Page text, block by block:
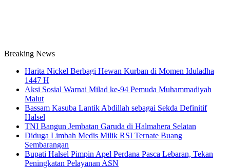
Breaking News
Harita Nickel Berbagi Hewan Kurban di Momen Iduladha
1447 H
Aksi Sosial Warnai Milad ke-94 Pemuda Muhammadiyah
Malut
Bassam Kasuba Lantik Abdillah sebagai Sekda Definitif
Halsel
TNI Bangun Jembatan Garuda di Halmahera Selatan
Diduga Limbah Medis Milik RSI Ternate Buang
Sembarangan
Bupati Halsel Pimpin Apel Perdana Pasca Lebaran, Tekan
Peningkatan Pelayanan ASN